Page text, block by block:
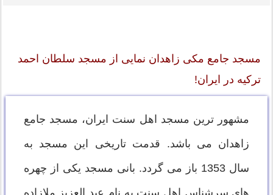
مسجد جامع مکی زاهدان نمایی از مسجد سلطان احمد
ترکیه در ایران!
مشهور ترین مسجد اهل سنت ایران، مسجد جامع
زاهدان می باشد. قدمت تاریخی این مسجد به
سال 1353 باز می گردد. بانی مسجد یکی از چهره
های سرشناس اهل سنت به نام عبد العزیز ملازاده